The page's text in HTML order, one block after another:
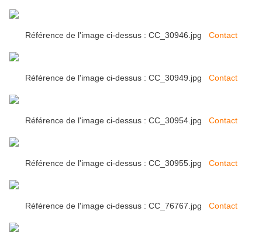
Référence de l'image ci-dessus : CC_30946.jpg Contact
Référence de l'image ci-dessus : CC_30949.jpg Contact
Référence de l'image ci-dessus : CC_30954.jpg Contact
Référence de l'image ci-dessus : CC_30955.jpg Contact
Référence de l'image ci-dessus : CC_76767.jpg Contact